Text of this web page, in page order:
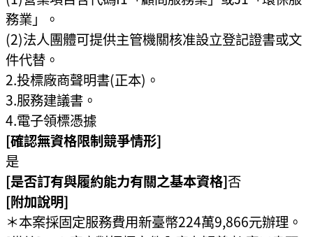
務業」。
(2)法人團體可提供主管機關核准設立登記證書或文
件代替。
2.投標廠商聲明書(正本)。
3.服務建議書。
4.電子領標憑據
[確認無資格限制競爭情形]
是
[是否訂有與履約能力有關之基本資格]否
[附加說明]
＊本案採固定服務費用新臺幣224萬9,866元辦理。